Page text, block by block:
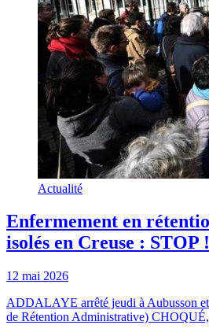
Actualité
Enfermement en
isolés en Creuse : STOP !
12 mai 2026
ADDALAYE arrêté jeudi à Aubusson
de Rétention Administrative)